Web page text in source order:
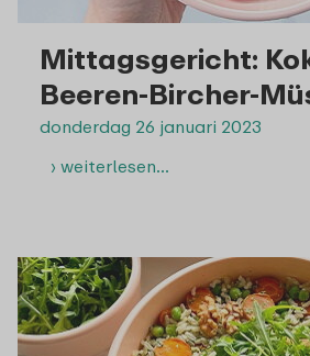
Mittagsgericht:
Beeren-Bircher-
donderdag 26 januari 2023
› weiterlesen…